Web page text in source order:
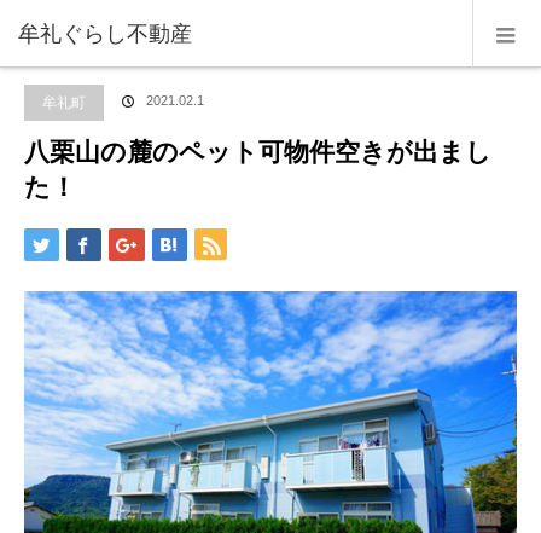
牟礼ぐらし不動産
ブログ
牟礼町, 八栗
牟礼町 2021.02.1
八栗山の麓のペット可物件空きが出まし
た！